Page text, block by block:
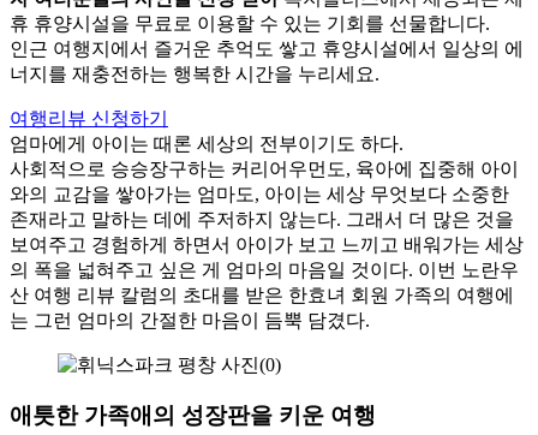
휴 휴양시설을 무료로 이용할 수 있는 기회를 선물합니다.
인근 여행지에서 즐거운 추억도 쌓고 휴양시설에서 일상의 에
너지를 재충전하는 행복한 시간을 누리세요.
여행리뷰 신청하기
엄마에게 아이는 때론 세상의 전부이기도 하다.
사회적으로 승승장구하는 커리어우먼도, 육아에 집중해 아이
와의 교감을 쌓아가는 엄마도, 아이는 세상 무엇보다 소중한
존재라고 말하는 데에 주저하지 않는다. 그래서 더 많은 것을
보여주고 경험하게 하면서 아이가 보고 느끼고 배워가는 세상
의 폭을 넓혀주고 싶은 게 엄마의 마음일 것이다. 이번 노란우
산 여행 리뷰 칼럼의 초대를 받은 한효녀 회원 가족의 여행에
는 그런 엄마의 간절한 마음이 듬뿍 담겼다.
애틋한 가족애의 성장판을 키운 여행